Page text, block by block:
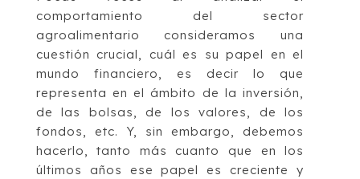
comportamiento del sector
agroalimentario consideramos una
cuestión crucial, cuál es su papel en el
mundo financiero, es decir lo que
representa en el ámbito de la inversión,
de las bolsas, de los valores, de los
fondos, etc. Y, sin em­bargo, debemos
hacerlo, tanto más cuanto que en los
últimos años ese papel es creciente y